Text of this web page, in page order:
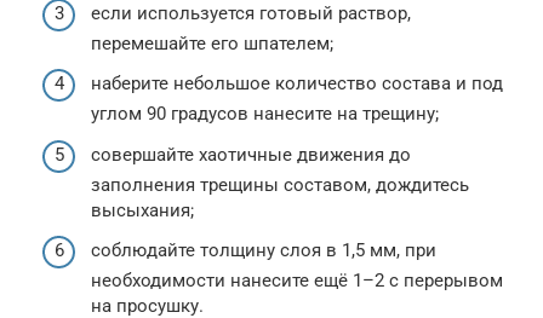
если используется готовый раствор,
перемешайте его шпателем;
наберите небольшое количество состава и под
углом 90 градусов нанесите на трещину;
совершайте хаотичные движения до
заполнения трещины составом, дождитесь
высыхания;
соблюдайте толщину слоя в 1,5 мм, при
необходимости нанесите ещё 1–2 с перерывом
на просушку.